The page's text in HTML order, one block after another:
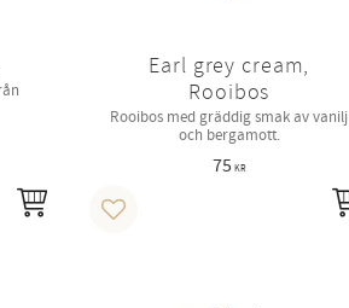
Earl grey cream,
Rooibos
Rooibos med gräddig smak av vanilj
och bergamott.
75 KR
Lägg till i favoriter